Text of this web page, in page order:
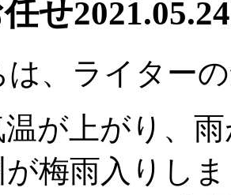
せ
は、ライター
が上がり、
が梅雨入りし